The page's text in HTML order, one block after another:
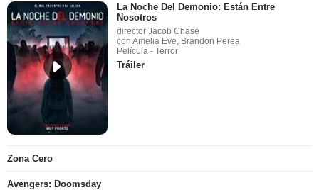
La Noche Del Demonio: Están Entre
Nosotros
director Jacob Chase
con Amelia Eve, Brandon Perea
Película - Terror
Tráiler
Zona Cero
Avengers: Doomsday